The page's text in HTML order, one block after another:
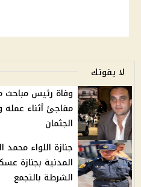
لا يفوتك
وفاة رئيس مباحث
مفاجئ أثناء عمله
الجثمان
جنازة اللواء
المدنية بجنازة
الشرطة بالتجمع